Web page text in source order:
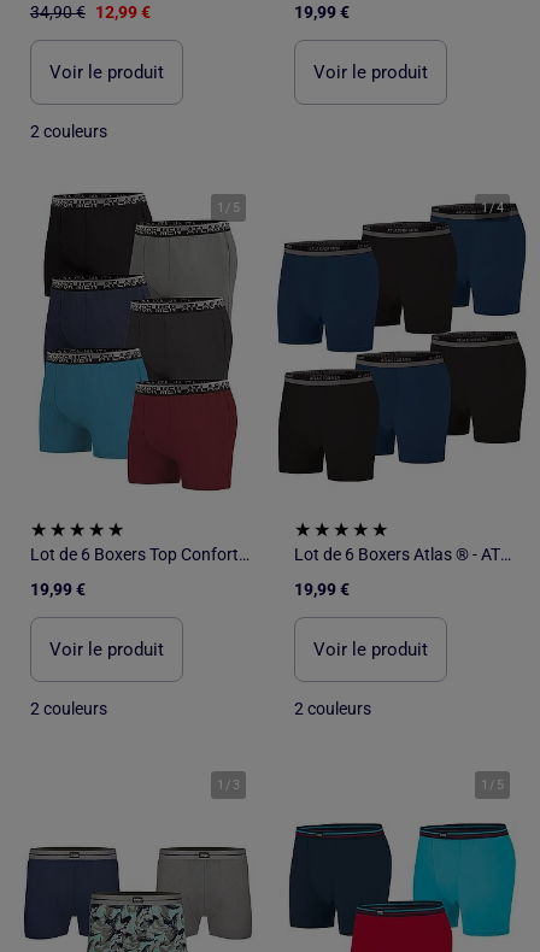
34,90 € 12,99 €
Voir le produit
2 couleurs
19,99 €
Voir le produit
1 / 5
Lot de 6 Boxers Top Confort - ATLAS FOR MEN
19,99 €
Voir le produit
2 couleurs
1/4
Lot de 6 Boxers Atlas ® - ATLAS FOR MEN
19,99 €
Voir le produit
2 couleurs
1 / 3 1 / 5